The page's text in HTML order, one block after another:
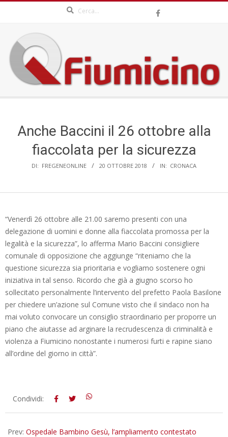
content
QFIUMICINO.COM
Anche Baccini il 26 ottobre alla
fiaccolata per la sicurezza
DI: FREGENEONLINE 20 OTTOBRE 2018 IN: CRONACA
“Venerdì 26 ottobre alle 21.00 saremo presenti con una
delegazione di uomini e donne alla fiaccolata promossa per la
legalità e la sicurezza”, lo afferma Mario Baccini consigliere
comunale di opposizione che aggiunge “riteniamo che la
questione sicurezza sia prioritaria e vogliamo sostenere ogni
iniziativa in tal senso. Ricordo che già a giugno scorso ho
sollecitato personalmente l’intervento del prefetto Paola Basilone
per chiedere un’azione sul Comune visto che il sindaco non ha
mai voluto convocare un consiglio straordinario per proporre un
piano che aiutasse ad arginare la recrudescenza di criminalità e
violenza a Fiumicino nonostante i numerosi furti e rapine siano
all’ordine del giorno in città”.
2018-
Condividi:
Prev: Ospedale Bambino Gesù, l’ampliamento contestato